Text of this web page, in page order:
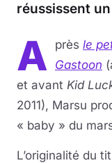
réussissent
A près le
Gastoon
et avant Kid
2011), Marsu
« baby » du
L’originalité du